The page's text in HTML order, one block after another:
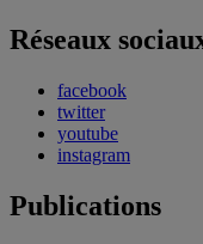
Réseaux
facebook
twitter
youtube
instagram
Publications